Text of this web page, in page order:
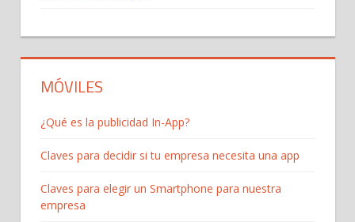
MÓVILES
¿Qué es la publicidad In-App?
Claves para decidir si tu empresa necesita una app
Claves para elegir un Smartphone para nuestra
empresa